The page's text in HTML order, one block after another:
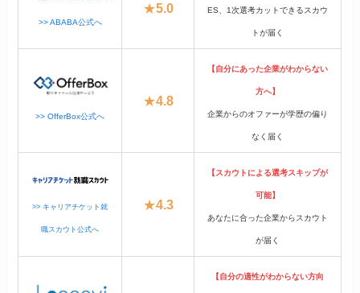
>> ABABA公式へ
★5.0 ES、1次選考カットできるスカウ
トが届く
>> OfferBox公式へ
★4.8
【自分にあった企業がわからない
方へ】
企業からのオファーが学歴の偏り
なく届く
>> キャリアチケット就
職スカウト公式へ
★4.3
【スカウトによる選考スキップが
可能】
あなたに合った企業からスカウト
が届く
【自分の適性がわからない方向